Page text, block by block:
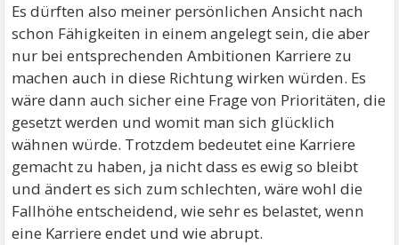
Es dürften also meiner persönlichen Ansicht nach
schon Fähigkeiten in einem angelegt sein, die aber
nur bei entsprechenden Ambitionen Karriere zu
machen auch in diese Richtung wirken würden. Es
wäre dann auch sicher eine Frage von Prioritäten, die
gesetzt werden und womit man sich glücklich
wähnen würde. Trotzdem bedeutet eine Karriere
gemacht zu haben, ja nicht dass es ewig so bleibt
und ändert es sich zum schlechten, wäre wohl die
Fallhöhe entscheidend, wie sehr es belastet, wenn
eine Karriere endet und wie abrupt.